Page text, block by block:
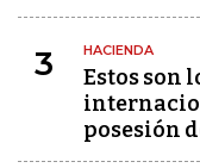
3 HACIENDA
Estos son
posesión